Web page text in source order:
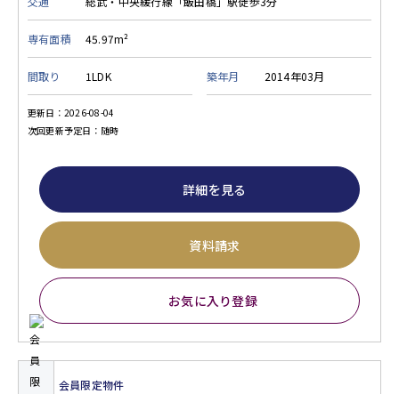
専有面積 45.97m²
間取り 1LDK 築年月 2014年03月
更新日：2026-08-04
次回更新予定日：随時
詳細を見る
資料請求
お気に入り登録
会員限定物件